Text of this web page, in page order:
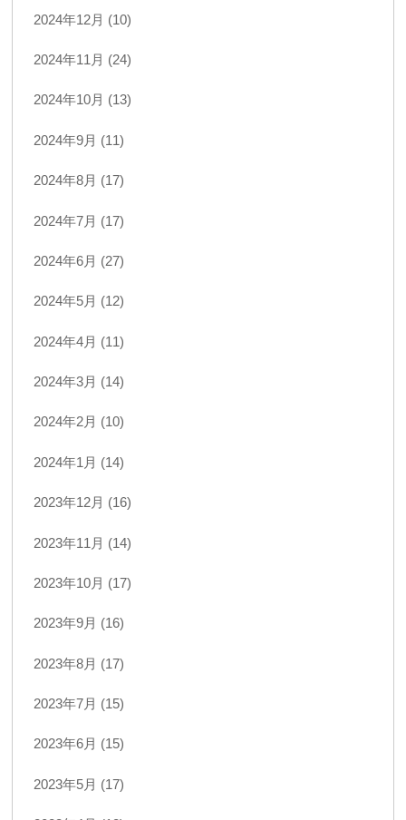
2024年12月 (10)
2024年11月 (24)
2024年10月 (13)
2024年9月 (11)
2024年8月 (17)
2024年7月 (17)
2024年6月 (27)
2024年5月 (12)
2024年4月 (11)
2024年3月 (14)
2024年2月 (10)
2024年1月 (14)
2023年12月 (16)
2023年11月 (14)
2023年10月 (17)
2023年9月 (16)
2023年8月 (17)
2023年7月 (15)
2023年6月 (15)
2023年5月 (17)